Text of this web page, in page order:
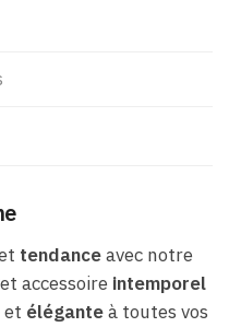
tendanceavec notre
accessoire intemporel
et éléganteà toutes vos